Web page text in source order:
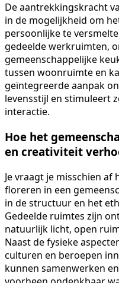
De aantrekkingskracht
in de mogelijkheid om
persoonlijke te
gedeelde werkruimten,
gemeenschappelijke
tussen woonruimte en
geïntegreerde aanpak
levensstijl en stimuleert
interactie.
Hoe het
en creativiteit
Je vraagt je misschien
floreren in een
in de structuur en het
Gedeelde ruimtes zijn
natuurlijk licht, open
Naast de fysieke
culturen en beroepen
kunnen samenwerken